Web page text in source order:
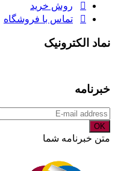
روش خرید
تماس با فروشگاه
نماد الکترونیک
خبرنامه
OK
متن خبرنامه شما